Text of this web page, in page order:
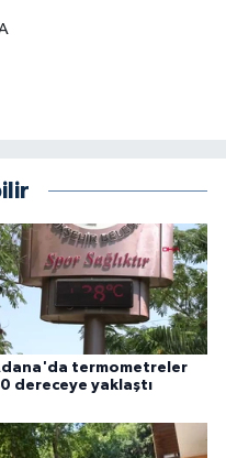
termometreler
dereceye yaklaştı